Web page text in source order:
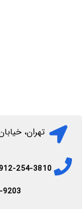
تهران، خیابان
254-3810